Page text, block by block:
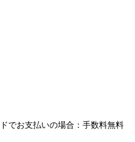
でお支払いの場合：手数料無料